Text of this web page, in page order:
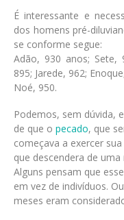
É interessante e
dos homens pré-
se conforme segue:
Adão, 930 anos; Sete,
895; Jarede, 962;
Noé, 950.
Podemos, sem dúvida,
de que o pecado, que
começava a exercer
que descendera de
Alguns pensam que
em vez de indivíduos.
meses eram